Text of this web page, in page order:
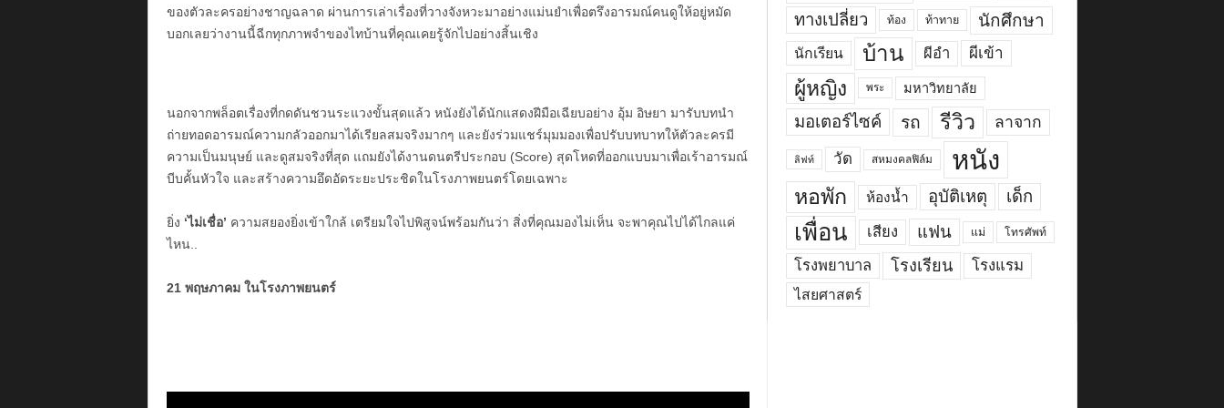
ของตัวละครอย่างชาญฉลาด ผ่านการเล่าเรื่องที่วางจังหวะมาอย่างแม่นยำเพื่อตรึงอารมณ์คนดูให้อยู่หมัด
บอกเลยว่างานนี้ฉีกทุกภาพจำของไทบ้านที่คุณเคยรู้จักไปอย่างสิ้นเชิง
นอกจากพล็อตเรื่องที่กดดันชวนระแวงขั้นสุดแล้ว หนังยังได้นักแสดงฝีมือเฉียบอย่าง อุ้ม อิษยา มารับบทนำ
ถ่ายทอดอารมณ์ความกลัวออกมาได้เรียลสมจริงมากๆ และยังร่วมแชร์มุมมองเพื่อปรับบทบาทให้ตัวละครมี
ความเป็นมนุษย์ และดูสมจริงที่สุด แถมยังได้งานดนตรีประกอบ (Score) สุดโหดที่ออกแบบมาเพื่อเร้าอารมณ์
บีบคั้นหัวใจ และสร้างความอึดอัดระยะประชิดในโรงภาพยนตร์โดยเฉพาะ
ยิ่ง ‘ไม่เชื่อ’ ความสยองยิ่งเข้าใกล้ เตรียมใจไปพิสูจน์พร้อมกันว่า สิ่งที่คุณมองไม่เห็น จะพาคุณไปได้ไกลแค่
ไหน..
21 พฤษภาคม ในโรงภาพยนตร์
ทางเปลี่ยว
ท้อง ท้าทาย นักศึกษา
นักเรียน บ้าน ผีอำ ผีเข้า
ผู้หญิง พระ มหาวิทยาลัย
มอเตอร์ไซค์ รถ รีวิว ลาจาก
ลิฟท์ วัด สหมงคลฟิล์ม หนัง
หอพัก ห้องน้ำ อุบัติเหตุ เด็ก
เพื่อน เสียง แฟน แม่ โทรศัพท์
โรงพยาบาล โรงเรียน โรงแรม
ไสยศาสตร์